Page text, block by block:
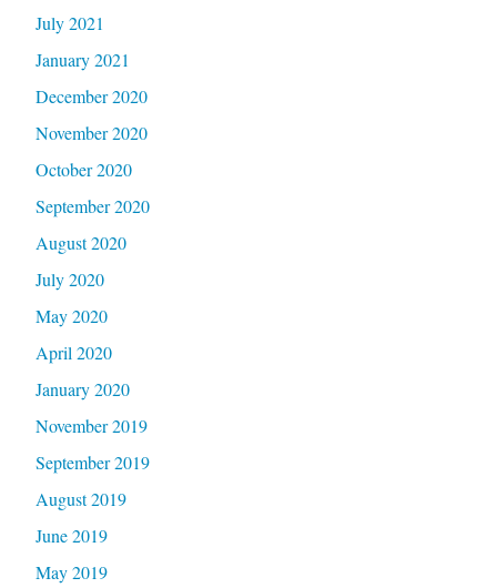
July 2021
January 2021
December 2020
November 2020
October 2020
September 2020
August 2020
July 2020
May 2020
April 2020
January 2020
November 2019
September 2019
August 2019
June 2019
May 2019